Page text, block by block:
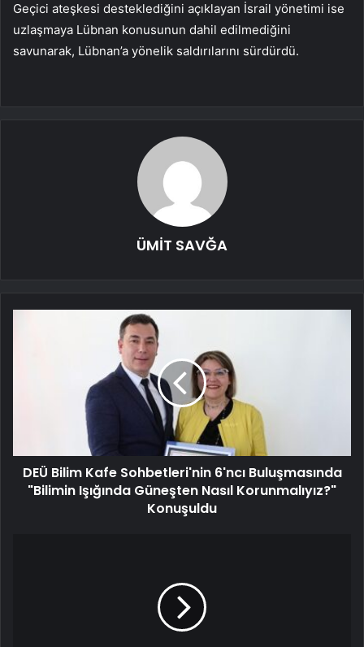
Geçici ateşkesi desteklediğini açıklayan İsrail yönetimi ise
uzlaşmaya Lübnan konusunun dahil edilmediğini
savunarak, Lübnan’a yönelik saldırılarını sürdürdü.
ÜMİT SAVĞA
DEÜ Bilim Kafe Sohbetleri'nin 6'ncı Buluşmasında
"Bilimin Işığında Güneşten Nasıl Korunmalıyız?"
Konuşuldu